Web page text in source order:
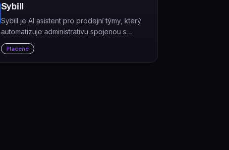
Sybill
Sybill je AI asistent pro prodejní týmy, který
automatizuje administrativu spojenou s
obchodními hovory – generuje shrnutí
schůzek, vyplňuje CRM a píše follow-up e-
maily.
Placené